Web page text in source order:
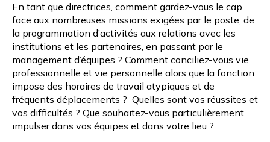
En tant que directrices, comment gardez-vous le cap
face aux nombreuses missions exigées par le poste, de
la programmation d’activités aux relations avec les
institutions et les partenaires, en passant par le
management d’équipes ? Comment conciliez-vous vie
professionnelle et vie personnelle alors que la fonction
impose des horaires de travail atypiques et de
fréquents déplacements ? Quelles sont vos réussites et
vos difficultés ? Que souhaitez-vous particulièrement
impulser dans vos équipes et dans votre lieu ?